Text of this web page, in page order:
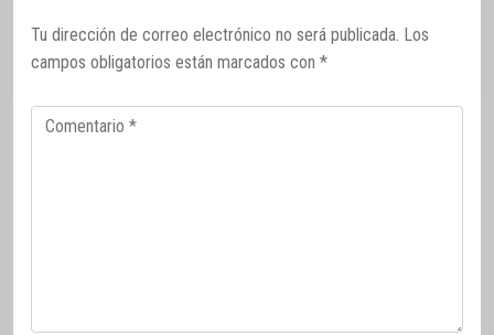
Tu dirección de correo electrónico no será publicada. Los
campos obligatorios están marcados con *
Comentario